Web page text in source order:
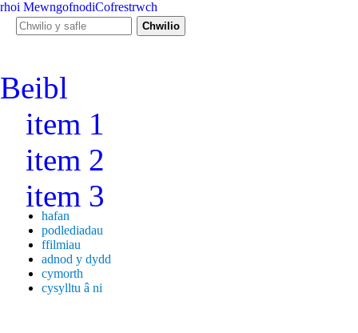
rhoi MewngofnodiCofrestrwch
Ffurf chwiliad
Chwilio y safle
Beibl
item 1
item 2
item 3
hafan
podlediadau
ffilmiau
adnod y dydd
cymorth
cysylltu â ni